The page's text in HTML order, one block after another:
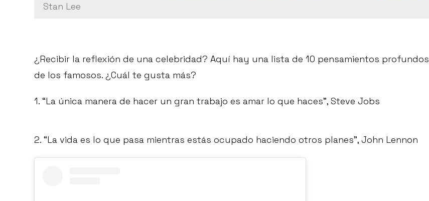
Stan Lee
¿Recibir la reflexión de una celebridad? Aquí hay una lista de 10 pensamientos profundos
de los famosos. ¿Cuál te gusta más?
1. “La única manera de hacer un gran trabajo es amar lo que haces”, Steve Jobs
2. “La vida es lo que pasa mientras estás ocupado haciendo otros planes”, John Lennon